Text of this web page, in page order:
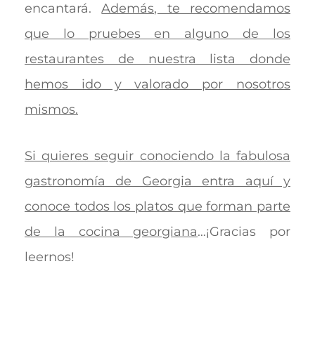
encantará.Además, te recomendamos
que lo pruebes en alguno de los
restaurantes de nuestra lista donde
hemos ido y valorado por nosotros
mismos.
Si quieres seguir conociendo la fabulosa
gastronomía de Georgia entra aquí y
conoce todos los platos que forman parte
de la cocina georgiana…¡Gracias por
leernos!